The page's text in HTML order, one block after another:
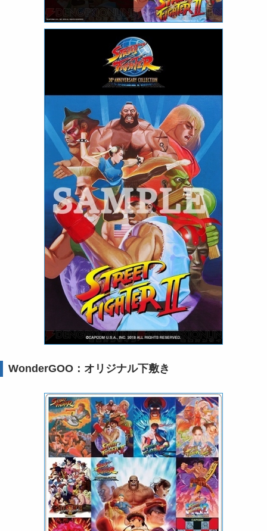
WonderGOO：オリジナル下敷き